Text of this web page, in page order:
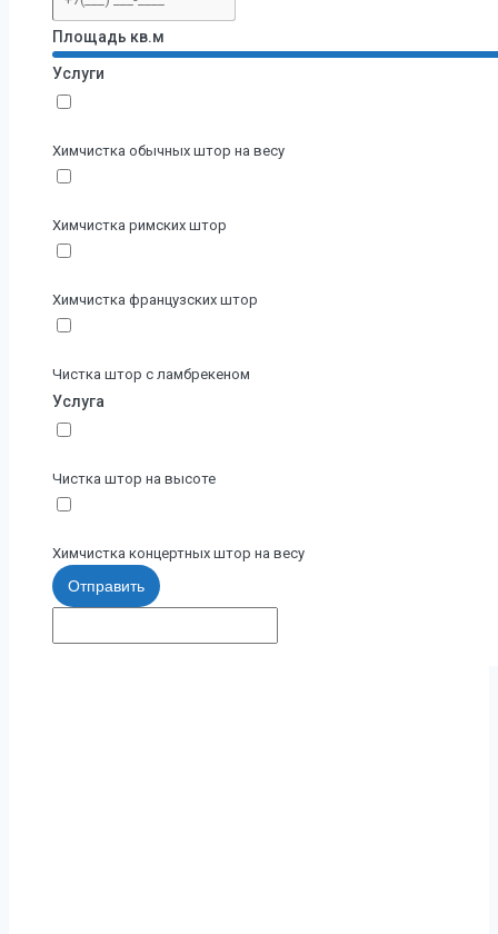
Площадь кв.м
Услуги
Химчистка обычных штор на весу
Химчистка римских штор
Химчистка французских штор
Чистка штор с ламбрекеном
Услуга
Чистка штор на высоте
Химчистка концертных штор на весу
Отправить